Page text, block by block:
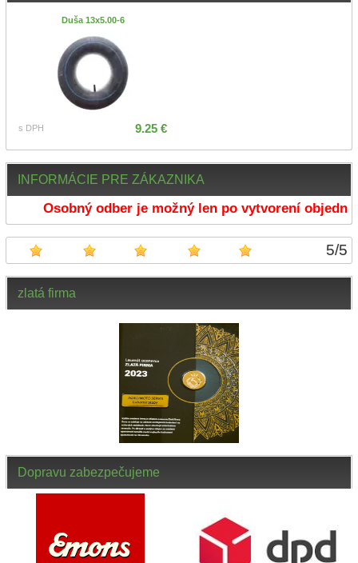
INFORMÁCIE PRE ZÁKAZNIKA
Osobný odber je možný len po vytvorení
5/5
zlatá firma
Dopravu zabezpečujeme
Duša 13x5.00-6
s DPH 9.25 €